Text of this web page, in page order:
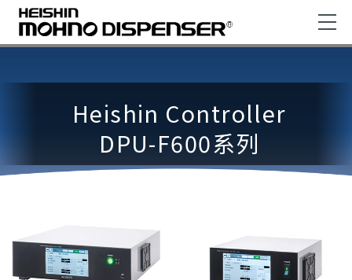
Heishin Controller
DPU-F600系列